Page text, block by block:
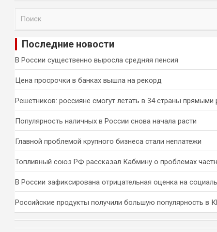
и
Последние новости
В России существенно выросла средняя пенсия
Цена просрочки в банках вышла на рекорд
Решетников: россияне смогут летать в 34 страны прямыми
Популярность наличных в России снова начала расти
Главной проблемой крупного бизнеса стали неплатежи
Топливный союз РФ рассказал Кабмину о проблемах
В России зафиксирована отрицательная оценка на
Российские продукты получили большую популярность в